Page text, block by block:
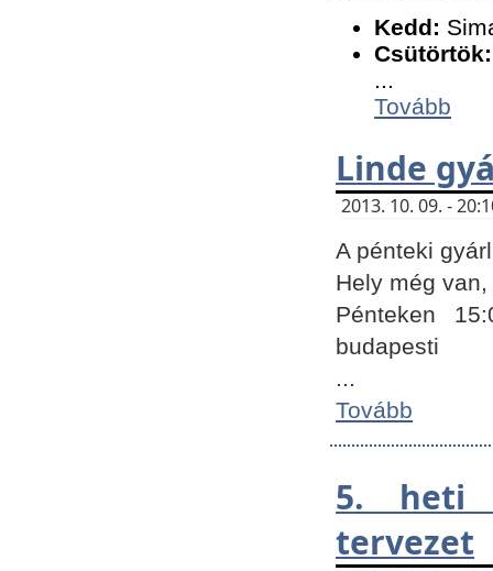
Kedd:
Csütörtök:
...
Tovább
Linde
2013. 10. 09. -
A pénteki
Hely még
Pénteken
budapesti
...
Tovább
5. heti
tervezet